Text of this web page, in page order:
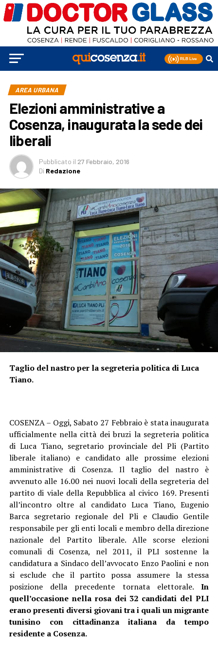
AREA URBANA
Elezioni amministrative a
Cosenza, inaugurata la sede dei
liberali
Pubblicato il 27 Febbraio, 2016
Di Redazione
Taglio del nastro per la segreteria politica di Luca
Tiano.
COSENZA – Oggi, Sabato 27 Febbraio è stata inaugurata
ufficialmente nella città dei bruzi la segreteria politica
di Luca Tiano, segretario provinciale del Pli (Partito
liberale italiano) e candidato alle prossime elezioni
amministrative di Cosenza. Il taglio del nastro è
avvenuto alle 16.00 nei nuovi locali della segreteria del
partito di viale della Repubblica al civico 169. Presenti
all’incontro oltre al candidato Luca Tiano, Eugenio
Barca segretario regionale del Pli e Claudio Gentile
responsabile per gli enti locali e membro della direzione
nazionale del Partito liberale. Alle scorse elezioni
comunali di Cosenza, nel 2011, il PLI sostenne la
candidatura a Sindaco dell’avvocato Enzo Paolini e non
si esclude che il partito possa assumere la stessa
posizione della precedente tornata elettorale.In
quell’occasione nella rosa dei 32 candidati del PLI
erano presenti diversi giovani tra i quali un migrante
tunisino con cittadinanza italiana da tempo
residente a Cosenza.